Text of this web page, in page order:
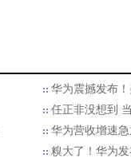
华为震撼发布
任正非没想到
华为营收增速
糗大了！华为